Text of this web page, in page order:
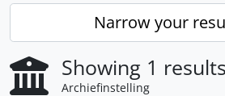
Narrow your
Showing 1 results
Archiefinstelling